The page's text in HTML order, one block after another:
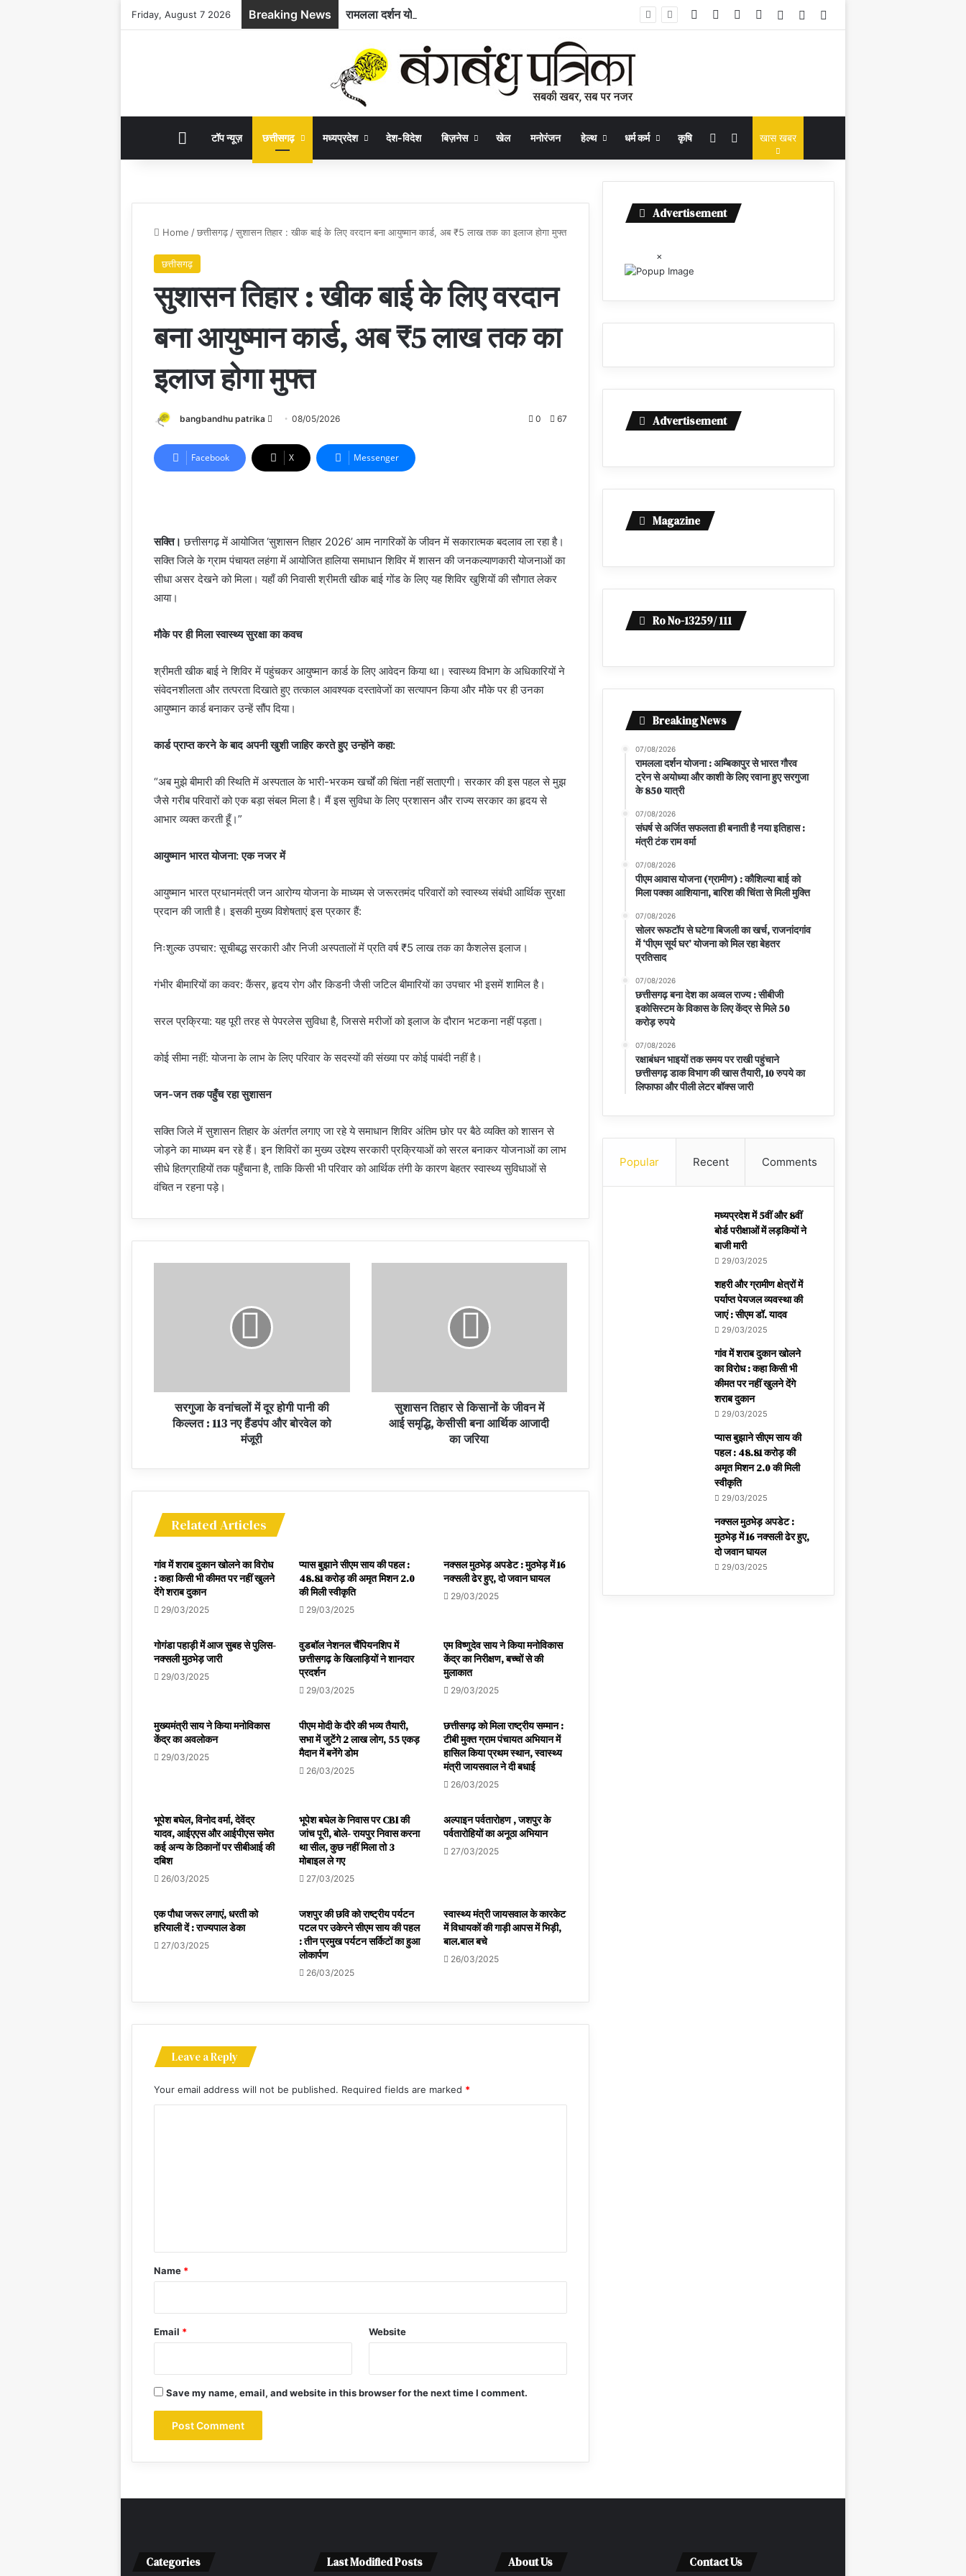
Friday, August 7 2026 Breaking News Facebook YouTubeInstagram
Log InRandom Article
HOMEटॉप न्यूज़ छत्तीसगढ़ मध्यप्रदेश देश-विदेश बिज़नेस खेल मनोरंजन हेल्थ धर्म कर्म कृषि Random Article
Search for
खास खबर
Home /छत्तीसगढ़ /सुशासन तिहार : खीक बाई के लिए वरदान बना आयुष्मान कार्ड, अब ₹5 लाख तक का इलाज होगा मुफ्त
छत्तीसगढ़
सुशासन तिहार : खीक बाई के लिए वरदान
बना आयुष्मान कार्ड, अब ₹5 लाख तक का
इलाज होगा मुफ्त
bangbandhu patrika
Send
email
08/05/2026 0 67
Facebook X Messenger
सक्ति।छत्तीसगढ़ में आयोजित ‘सुशासन तिहार 2026’ आम नागरिकों के जीवन में सकारात्मक बदलाव ला रहा है।
सक्ति जिले के ग्राम पंचायत लहंगा में आयोजित हालिया समाधान शिविर में शासन की जनकल्याणकारी योजनाओं का
सीधा असर देखने को मिला। यहाँ की निवासी श्रीमती खीक बाई गोंड के लिए यह शिविर खुशियों की सौगात लेकर
आया।
मौके पर ही मिला स्वास्थ्य सुरक्षा का कवच
श्रीमती खीक बाई ने शिविर में पहुंचकर आयुष्मान कार्ड के लिए आवेदन किया था। स्वास्थ्य विभाग के अधिकारियों ने
संवेदनशीलता और तत्परता दिखाते हुए तत्काल आवश्यक दस्तावेजों का सत्यापन किया और मौके पर ही उनका
आयुष्मान कार्ड बनाकर उन्हें सौंप दिया।
कार्ड प्राप्त करने के बाद अपनी खुशी जाहिर करते हुए उन्होंने कहा:
“अब मुझे बीमारी की स्थिति में अस्पताल के भारी-भरकम खर्चों की चिंता नहीं सताएगी। सरकार की इस पहल से मुझ
जैसे गरीब परिवारों को एक बड़ा संबल मिला है। मैं इस सुविधा के लिए प्रशासन और राज्य सरकार का हृदय से
आभार व्यक्त करती हूँ।”
आयुष्मान भारत योजना: एक नजर में
आयुष्मान भारत प्रधानमंत्री जन आरोग्य योजना के माध्यम से जरूरतमंद परिवारों को स्वास्थ्य संबंधी आर्थिक सुरक्षा
प्रदान की जाती है। इसकी मुख्य विशेषताएं इस प्रकार हैं:
निःशुल्क उपचार: सूचीबद्ध सरकारी और निजी अस्पतालों में प्रति वर्ष ₹5 लाख तक का कैशलेस इलाज।
गंभीर बीमारियों का कवर: कैंसर, हृदय रोग और किडनी जैसी जटिल बीमारियों का उपचार भी इसमें शामिल है।
सरल प्रक्रिया: यह पूरी तरह से पेपरलेस सुविधा है, जिससे मरीजों को इलाज के दौरान भटकना नहीं पड़ता।
कोई सीमा नहीं: योजना के लाभ के लिए परिवार के सदस्यों की संख्या पर कोई पाबंदी नहीं है।
जन-जन तक पहुँच रहा सुशासन
सक्ति जिले में सुशासन तिहार के अंतर्गत लगाए जा रहे ये समाधान शिविर अंतिम छोर पर बैठे व्यक्ति को शासन से
जोड़ने का माध्यम बन रहे हैं। इन शिविरों का मुख्य उद्देश्य सरकारी प्रक्रियाओं को सरल बनाकर योजनाओं का लाभ
सीधे हितग्राहियों तक पहुँचाना है, ताकि किसी भी परिवार को आर्थिक तंगी के कारण बेहतर स्वास्थ्य सुविधाओं से
वंचित न रहना पड़े।
सरगुजा के वनांचलों में दूर होगी पानी की
किल्लत : 113 नए हैंडपंप और बोरवेल को
मंजूरी
सुशासन तिहार से किसानों के जीवन में
आई समृद्धि, केसीसी बना आर्थिक आजादी
का जरिया
Related Articles
गांव में शराब दुकान खोलने का विरोध
: कहा किसी भी कीमत पर नहीं खुलने
देंगे शराब दुकान
29/03/2025
प्यास बुझाने सीएम साय की पहल :
48.81 करोड़ की अमृत मिशन 2.0
की मिली स्वीकृति
29/03/2025
नक्सल मुठभेड़ अपडेट : मुठभेड़ में 16
नक्सली ढेर हुए, दो जवान घायल
29/03/2025
गोगंडा पहाड़ी में आज सुबह से पुलिस-
नक्सली मुठभेड़ जारी
29/03/2025
वुडबॉल नेशनल चैंपियनशिप में
छत्तीसगढ़ के खिलाड़ियों ने शानदार
प्रदर्शन
29/03/2025
एम विष्णुदेव साय ने किया मनोविकास
केंद्र का निरीक्षण, बच्चों से की
मुलाकात
29/03/2025
मुख्यमंत्री साय ने किया मनोविकास
केंद्र का अवलोकन
29/03/2025
पीएम मोदी के दौरे की भव्य तैयारी,
सभा में जुटेंगे 2 लाख लोग, 55 एकड़
मैदान में बनेंगे डोम
26/03/2025
छत्तीसगढ़ को मिला राष्ट्रीय सम्मान :
टीबी मुक्त ग्राम पंचायत अभियान में
हासिल किया प्रथम स्थान, स्वास्थ्य
मंत्री जायसवाल ने दी बधाई
26/03/2025
भूपेश बघेल, विनोद वर्मा, देवेंद्र
यादव, आईएएस और आईपीएस समेत
कई अन्य के ठिकानों पर सीबीआई की
दबिश
26/03/2025
भूपेश बघेल के निवास पर CBI की
जांच पूरी, बोले- रायपुर निवास करना
था सील, कुछ नहीं मिला तो 3
मोबाइल ले गए
27/03/2025
अल्पाइन पर्वतारोहण , जशपुर के
पर्वतारोहियों का अनूठा अभियान
27/03/2025
एक पौधा जरूर लगाएं, धरती को
हरियाली दें : राज्यपाल डेका
27/03/2025
जशपुर की छवि को राष्ट्रीय पर्यटन
पटल पर उकेरने सीएम साय की पहल
: तीन प्रमुख पर्यटन सर्किटों का हुआ
लोकार्पण
26/03/2025
स्वास्थ्य मंत्री जायसवाल के कारकेट
में विधायकों की गाड़ी आपस में भिड़ी,
बाल.बाल बचे
26/03/2025
Leave a Reply
Your email address will not be published. Required fields are marked *
*
Name *
Email * Website
Save my name, email, and website in this browser for the next time I comment.
Advertisement
×
Advertisement
Magazine
Ro No-13259/ 111
Breaking News
07/08/2026
रामलला दर्शन योजना : अम्बिकापुर से भारत गौरव
ट्रेन से अयोध्या और काशी के लिए रवाना हुए सरगुजा
के 850 यात्री
07/08/2026
संघर्ष से अर्जित सफलता ही बनाती है नया इतिहास :
मंत्री टंक राम वर्मा
07/08/2026
पीएम आवास योजना (ग्रामीण) : कौशिल्या बाई को
मिला पक्का आशियाना, बारिश की चिंता से मिली मुक्ति
07/08/2026
सोलर रूफटॉप से घटेगा बिजली का खर्च, राजनांदगांव
में ‘पीएम सूर्य घर’ योजना को मिल रहा बेहतर
प्रतिसाद
07/08/2026
छत्तीसगढ़ बना देश का अव्वल राज्य : सीबीजी
इकोसिस्टम के विकास के लिए केंद्र से मिले 50
करोड़ रुपये
07/08/2026
रक्षाबंधन भाइयों तक समय पर राखी पहुंचाने
छत्तीसगढ़ डाक विभाग की खास तैयारी, 10 रुपये का
लिफाफा और पीली लेटर बॉक्स जारी
Popular Recent Comments
मध्यप्रदेश में 5वीं और 8वीं
बोर्ड परीक्षाओं में लड़कियों ने
बाजी मारी
29/03/2025
शहरी और ग्रामीण क्षेत्रों में
पर्याप्त पेयजल व्यवस्था की
जाएं : सीएम डॉ. यादव
29/03/2025
गांव में शराब दुकान खोलने
का विरोध : कहा किसी भी
कीमत पर नहीं खुलने देंगे
शराब दुकान
29/03/2025
प्यास बुझाने सीएम साय की
पहल : 48.81 करोड़ की
अमृत मिशन 2.0 की मिली
स्वीकृति
29/03/2025
नक्सल मुठभेड़ अपडेट :
मुठभेड़ में 16 नक्सली ढेर हुए,
दो जवान घायल
29/03/2025
Categories Last Modified Posts About Us Contact Us